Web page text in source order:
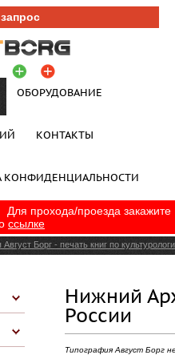
ОБОРУДОВАНИЕ
КОНТАКТЫ
КОНФИДЕНЦИАЛЬНОСТИ
Для прохода/проезда закажите
ссылке
Борг - печать книг по
Нижний
России
Типография Август Борг